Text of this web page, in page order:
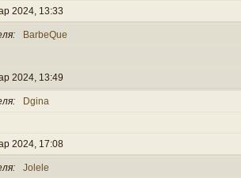
2024, 13:33
BarbeQue
2024, 13:49
Dgina
2024, 17:08
Jolele